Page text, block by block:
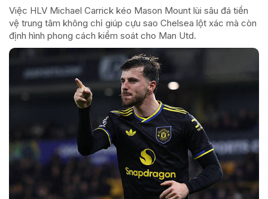
Việc HLV Michael Carrick kéo Mason Mount lùi sâu đá tiền
vệ trung tâm không chỉ giúp cựu sao Chelsea lột xác mà còn
định hình phong cách kiểm soát cho Man Utd.